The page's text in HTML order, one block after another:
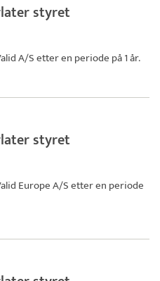
styret
A/Setter en periode på 1 år.
styret
Europe A/Setter en periode